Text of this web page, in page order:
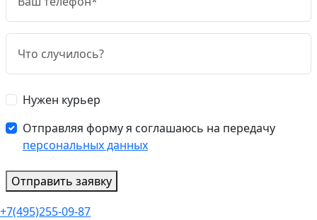
Нужен курьер
Отправляя форму я соглашаюсь на передачу
персональных данных
Отправить заявку
+7(495)255-09-87